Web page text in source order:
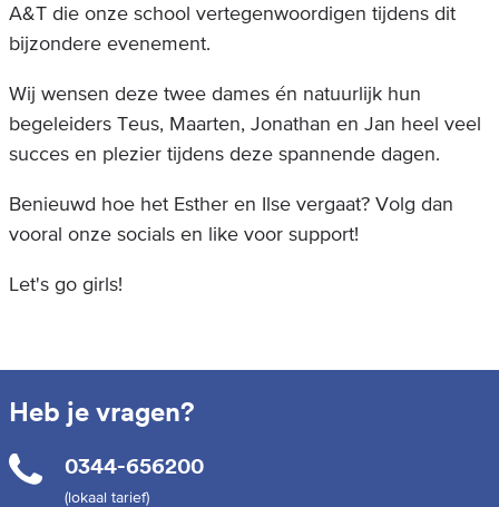
A&T die onze school vertegenwoordigen tijdens dit
bijzondere evenement.
Wij wensen deze twee dames én natuurlijk hun
begeleiders Teus, Maarten, Jonathan en Jan heel veel
succes en plezier tijdens deze spannende dagen.
Benieuwd hoe het Esther en Ilse vergaat? Volg dan
vooral onze socials en like voor support!
Let's go girls!
Heb je vragen?
0344-656200
(lokaal tarief)